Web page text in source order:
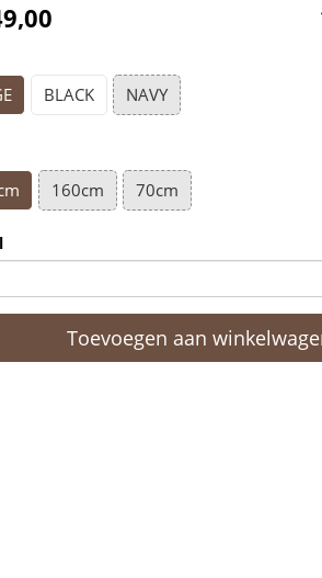
BLACK NAVY
160cm 70cm
Toevoegen aan